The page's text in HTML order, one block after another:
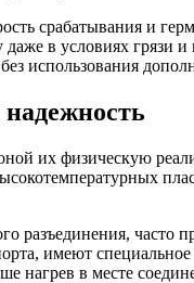
срабатывания и
в условиях грязи
использования
их физическую
разъединения, часто
имеют
нагрев в месте